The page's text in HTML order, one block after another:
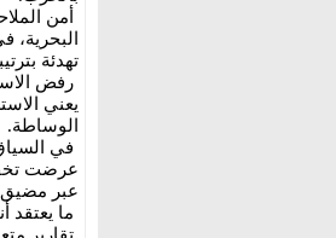
أمن
البحرية،
تهدئة
رفض
يعني
الوساطة.
في
عرضت
عبر
ما يعتقد